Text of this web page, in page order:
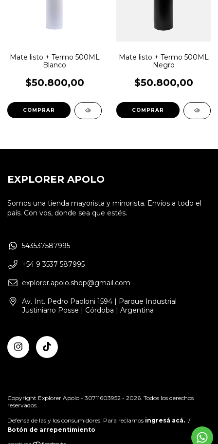
Mate listo + Termo 500ML
Blanco
$50.800,00
COMPRAR
Mate listo + Termo 500ML
Negro
$50.800,00
COMPRAR
EXPLORER APOLO
Somos una tienda mayorista y minorista. Envíos a todo el
país. Con vos, donde sea que estés.
543537587995
+54 9 3537 587995
explorer.apolo.shop@gmail.com
Av. Int. Pedro Paoloni 1594 | Parque Industrial
Justiniano Posse | Córdoba | Argentina
Copyright Explorer Apolo - 30711603952 - 2026. Todos los derechos
reservados.
Defensa de las y los consumidores. Para reclamos ingresá acá. /
Botón de arrepentimiento